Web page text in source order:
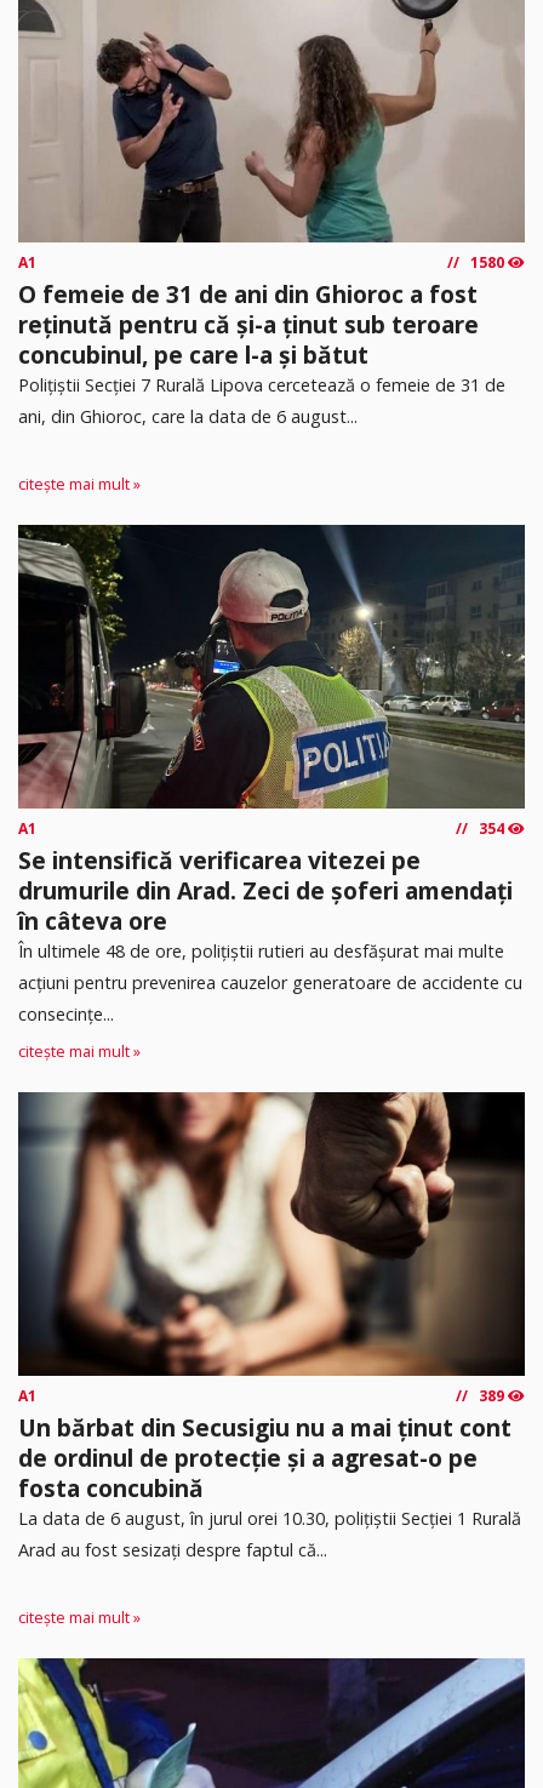
A1 1580
O femeie de 31 de ani din Ghioroc a fost
reținută pentru că și-a ținut sub teroare
concubinul, pe care l-a și bătut
​Polițiștii Secției 7 Rurală Lipova cercetează o femeie de 31 de
ani, din Ghioroc, care la data de 6 august...
citește mai mult »
A1 354
Se intensifică verificarea vitezei pe
drumurile din Arad. Zeci de șoferi amendați
în câteva ore
În ultimele 48 de ore, polițiștii rutieri au desfășurat mai multe
acțiuni pentru prevenirea cauzelor generatoare de accidente cu
consecințe...
citește mai mult »
A1 389
Un bărbat din Secusigiu nu a mai ținut cont
de ordinul de protecție și a agresat-o pe
fosta concubină
​La data de 6 august, în jurul orei 10.30, polițiștii Secției 1 Rurală
Arad au fost sesizați despre faptul că...
citește mai mult »